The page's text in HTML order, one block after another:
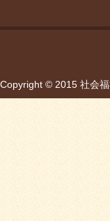
Copyright © 2015 社会